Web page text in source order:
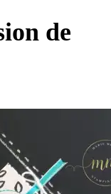
de